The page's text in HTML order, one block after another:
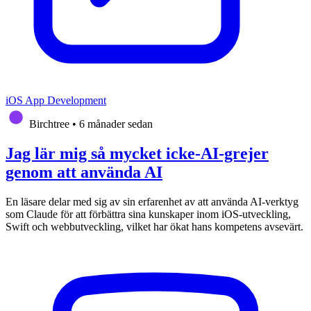
iOS App Development
Birchtree • 6 månader sedan
Jag lär mig så mycket icke-AI-grejer
genom att använda AI
En läsare delar med sig av sin erfarenhet av att använda AI-verktyg
som Claude för att förbättra sina kunskaper inom iOS-utveckling,
Swift och webbutveckling, vilket har ökat hans kompetens avsevärt.